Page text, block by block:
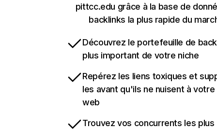
pittcc.edu grâce à la base de
backlinks la plus rapide du
Découvrez le portefeuille de
plus important de votre niche
Repérez les liens toxiques et
les avant qu'ils ne nuisent à
web
Trouvez vos concurrents les